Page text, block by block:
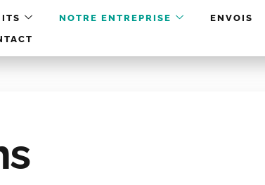
NOTRE ENTREPRISE
ENVOIS